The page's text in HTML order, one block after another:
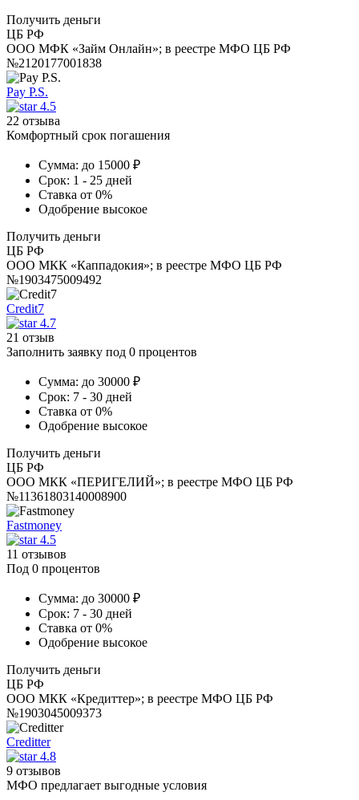
Получить деньги
ЦБ РФ
ООО МФК «Займ Онлайн»; в реестре МФО ЦБ РФ
№2120177001838
Pay P.S.
4.5
22 отзыва
Комфортный срок погашения
Сумма: до 15000 ₽
Срок: 1 - 25 дней
Ставка от 0%
Одобрение высокое
Получить деньги
ЦБ РФ
ООО МКК «Каппадокия»; в реестре МФО ЦБ РФ
№1903475009492
Credit7
4.7
21 отзыв
Заполнить заявку под 0 процентов
Сумма: до 30000 ₽
Срок: 7 - 30 дней
Ставка от 0%
Одобрение высокое
Получить деньги
ЦБ РФ
ООО МКК «ПЕРИГЕЛИЙ»; в реестре МФО ЦБ РФ
№11361803140008900
Fastmoney
4.5
11 отзывов
Под 0 процентов
Сумма: до 30000 ₽
Срок: 7 - 30 дней
Ставка от 0%
Одобрение высокое
Получить деньги
ЦБ РФ
ООО МКК «Кредиттер»; в реестре МФО ЦБ РФ
№1903045009373
Creditter
4.8
9 отзывов
МФО предлагает выгодные условия